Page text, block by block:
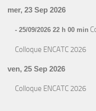
mer, 23 Sep 2026
- 25/09/2026 22 h 00 min
Colloque ENCATC 2026
ven, 25 Sep 2026
Colloque ENCATC 2026